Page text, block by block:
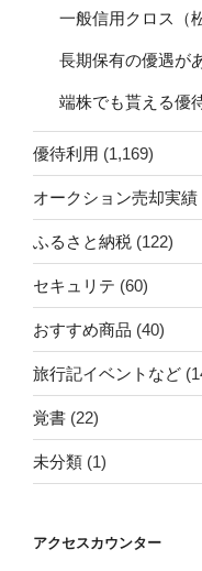
一般信用クロス（
長期保有の優遇が
端株でも貰える優
優待利用 (1,169)
オークション売却実績
ふるさと納税 (122)
セキュリテ (60)
おすすめ商品 (40)
旅行記イベントなど
覚書 (22)
未分類 (1)
アクセスカウンター